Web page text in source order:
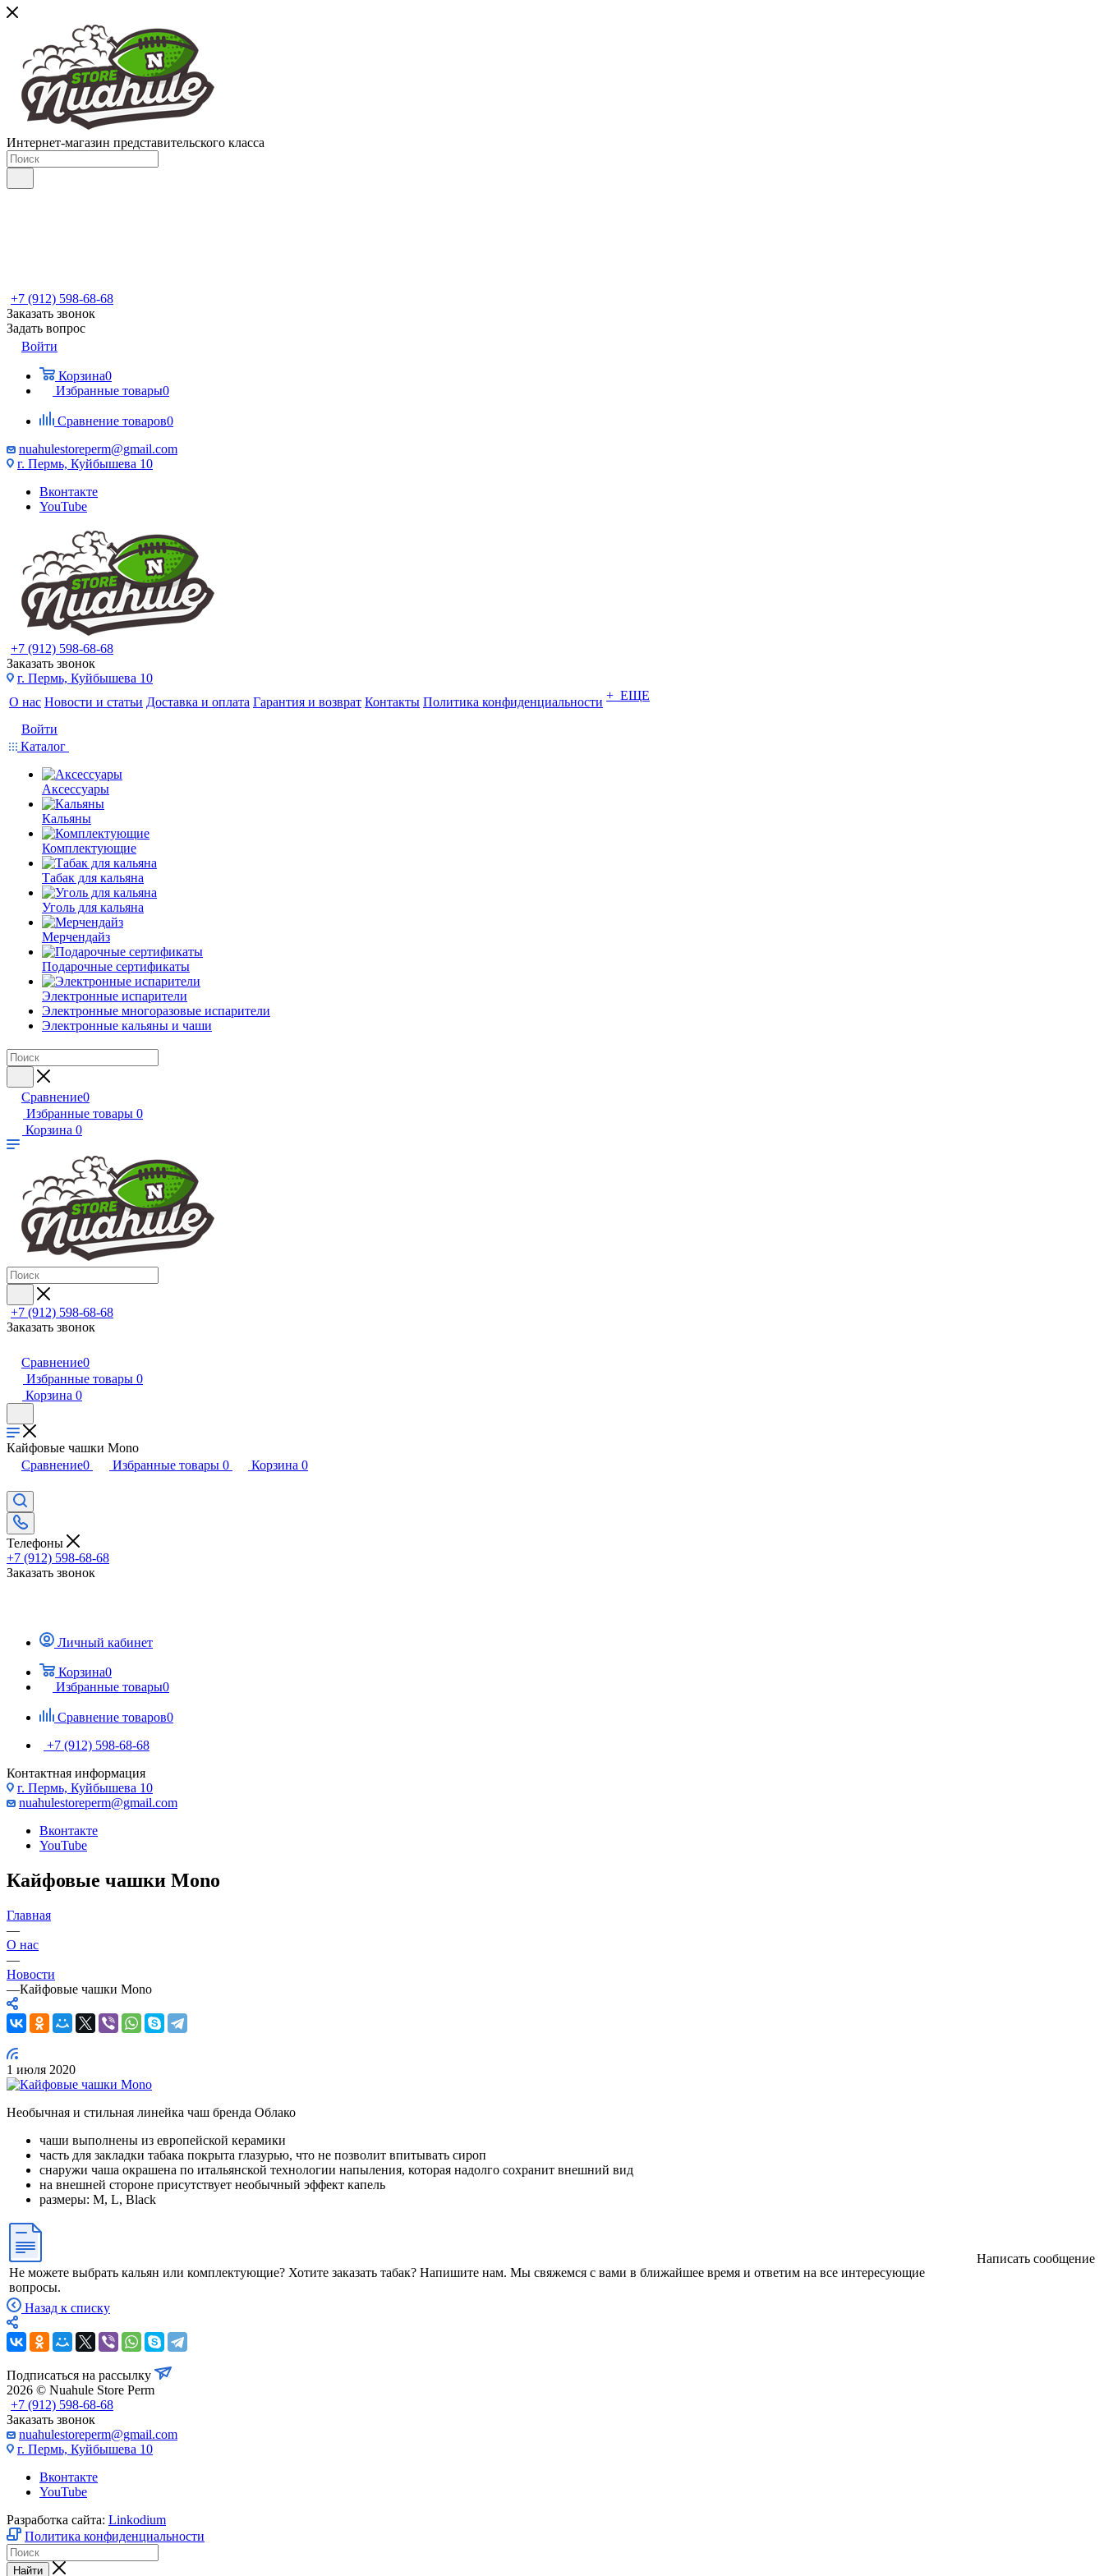
Интернет-магазин представительского класса
+7 (912) 598-68-68
Заказать звонок
Задать вопрос
Войти
Корзина0
Избранные товары0
Сравнение товаров0
nuahulestoreperm@gmail.com
г. Пермь, Куйбышева 10
Вконтакте
YouTube
+7 (912) 598-68-68
Заказать звонок
г. Пермь, Куйбышева 10
О нас Новости и статьи Доставка и оплата Гарантия и возврат Контакты Политика конфиденциальности + ЕЩЕ
Войти
Каталог
Аксессуары
Кальяны
Комплектующие
Табак для кальяна
Уголь для кальяна
Мерчендайз
Подарочные сертификаты
Электронные испарители
Электронные многоразовые испарители
Электронные кальяны и чаши
Сравнение0
Избранные товары 0
Корзина 0
+7 (912) 598-68-68
Заказать звонок
Сравнение0
Избранные товары 0
Корзина 0
Кайфовые чашки Mono
Сравнение0 Избранные товары 0 Корзина 0
Телефоны
+7 (912) 598-68-68
Заказать звонок
Личный кабинет
Корзина0
Избранные товары0
Сравнение товаров0
+7 (912) 598-68-68
Контактная информация
г. Пермь, Куйбышева 10
nuahulestoreperm@gmail.com
Вконтакте
YouTube
Кайфовые чашки Mono
Главная
—
О нас
—
Новости
—Кайфовые чашки Mono
1 июля 2020
Необычная и стильная линейка чаш бренда Облако
чаши выполнены из европейской керамики
часть для закладки табака покрыта глазурью, что не позволит впитывать сироп
снаружи чаша окрашена по итальянской технологии напыления, которая надолго сохранит внешний вид
на внешней стороне присутствует необычный эффект капель
размеры: M, L, Black
Не можете выбрать кальян или комплектующие? Хотите заказать табак? Напишите нам. Мы свяжемся с вами в ближайшее время и ответим на все интересующие
вопросы.
Написать сообщение
Назад к списку
Подписаться на рассылку
2026 © Nuahule Store Perm
+7 (912) 598-68-68
Заказать звонок
nuahulestoreperm@gmail.com
г. Пермь, Куйбышева 10
Вконтакте
YouTube
Разработка сайта: Linkodium
Политика конфиденциальности
Найти